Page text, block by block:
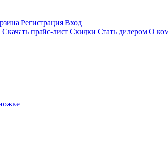
Регистрация Вход
Скачать прайс-лист Скидки Стать дилером О